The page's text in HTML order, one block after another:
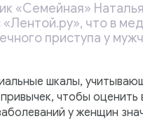
«Семейная»
что в
приступа у
шкалы,
чтобы
у женщин